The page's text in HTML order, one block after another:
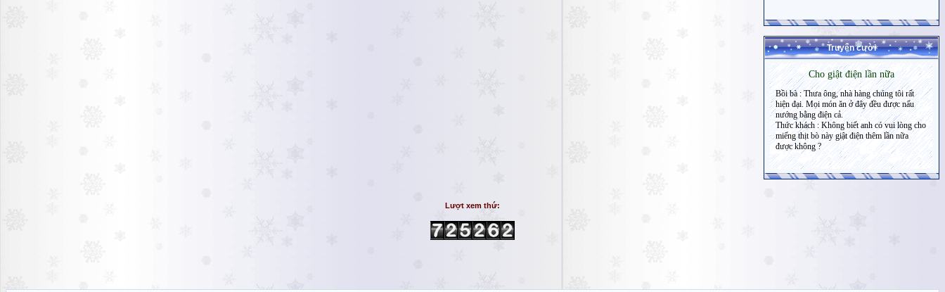
Truyện cười
Lượt xem thứ: